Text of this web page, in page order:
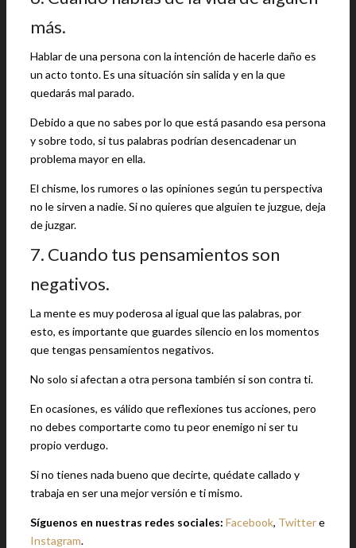
más.
Hablar de una persona con la intención de hacerle daño es
un acto tonto. Es una situación sin salida y en la que
quedarás mal parado.
Debido a que no sabes por lo que está pasando esa persona
y sobre todo, si tus palabras podrían desencadenar un
problema mayor en ella.
El chisme, los rumores o las opiniones según tu perspectiva
no le sirven a nadie. Si no quieres que alguien te juzgue, deja
de juzgar.
7. Cuando tus pensamientos son
negativos.
La mente es muy poderosa al igual que las palabras, por
esto, es importante que guardes silencio en los momentos
que tengas pensamientos negativos.
No solo si afectan a otra persona también si son contra ti.
En ocasiones, es válido que reflexiones tus acciones, pero
no debes comportarte como tu peor enemigo ni ser tu
propio verdugo.
Si no tienes nada bueno que decirte, quédate callado y
trabaja en ser una mejor versión e ti mismo.
Síguenos en nuestras redes sociales: Facebook, Twittere
Instagram.